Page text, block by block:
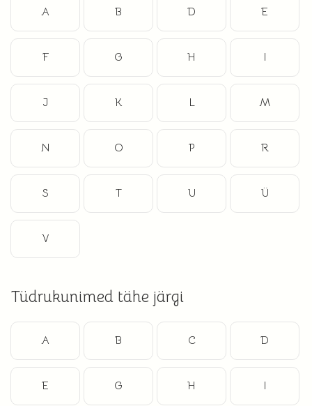
A B D E
F G H I
J K L M
N O P R
S T U Ü
V
Tüdrukunimed tähe järgi
A B C D
E G H I